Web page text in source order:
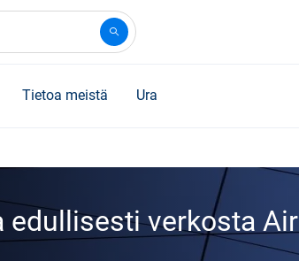
Tietoa meistä Ura
edullisesti verkosta Air